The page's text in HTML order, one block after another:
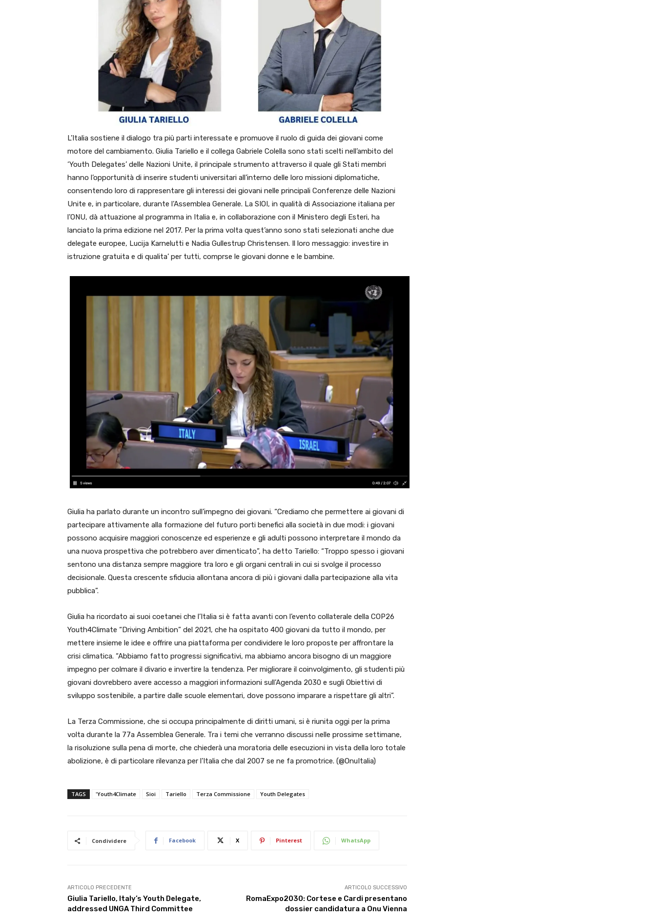
L’Italia sostiene il dialogo tra più parti interessate e promuove il ruolo di guida dei giovani come
motore del cambiamento. Giulia Tariello e il collega Gabriele Colella sono stati scelti nell’ambito del
‘Youth Delegates’ delle Nazioni Unite, il principale strumento attraverso il quale gli Stati membri
hanno l’opportunità di inserire studenti universitari all’interno delle loro missioni diplomatiche,
consentendo loro di rappresentare gli interessi dei giovani nelle principali Conferenze delle Nazioni
Unite e, in particolare, durante l’Assemblea Generale. La SIOI, in qualità di Associazione italiana per
l’ONU, dà attuazione al programma in Italia e, in collaborazione con il Ministero degli Esteri, ha
lanciato la prima edizione nel 2017. Per la prima volta quest’anno sono stati selezionati anche due
delegate europee, Lucija Karnelutti e Nadia Gullestrup Christensen. Il loro messaggio: investire in
istruzione gratuita e di qualita’ per tutti, comprse le giovani donne e le bambine.
Giulia ha parlato durante un incontro sull’impegno dei giovani. “Crediamo che permettere ai giovani di
partecipare attivamente alla formazione del futuro porti benefici alla società in due modi: i giovani
possono acquisire maggiori conoscenze ed esperienze e gli adulti possono interpretare il mondo da
una nuova prospettiva che potrebbero aver dimenticato”, ha detto Tariello: “Troppo spesso i giovani
sentono una distanza sempre maggiore tra loro e gli organi centrali in cui si svolge il processo
decisionale. Questa crescente sfiducia allontana ancora di più i giovani dalla partecipazione alla vita
pubblica”.
Giulia ha ricordato ai suoi coetanei che l’Italia si è fatta avanti con l’evento collaterale della COP26
Youth4Climate “Driving Ambition” del 2021, che ha ospitato 400 giovani da tutto il mondo, per
mettere insieme le idee e offrire una piattaforma per condividere le loro proposte per affrontare la
crisi climatica. “Abbiamo fatto progressi significativi, ma abbiamo ancora bisogno di un maggiore
impegno per colmare il divario e invertire la tendenza. Per migliorare il coinvolgimento, gli studenti più
giovani dovrebbero avere accesso a maggiori informazioni sull’Agenda 2030 e sugli Obiettivi di
sviluppo sostenibile, a partire dalle scuole elementari, dove possono imparare a rispettare gli altri”.
La Terza Commissione, che si occupa principalmente di diritti umani, si è riunita oggi per la prima
volta durante la 77a Assemblea Generale. Tra i temi che verranno discussi nelle prossime settimane,
la risoluzione sulla pena di morte, che chiederà una moratoria delle esecuzioni in vista della loro totale
abolizione, è di particolare rilevanza per l’Italia che dal 2007 se ne fa promotrice. (@OnuItalia)
TAGS 'Youth4Climate Sioi Tariello Terza Commissione Youth Delegates
Condividere Facebook X Pinterest WhatsApp
ARTICOLO PRECEDENTE
Giulia Tariello, Italy’s Youth Delegate,
addressed UNGA Third Committee
ARTICOLO SUCCESSIVO
RomaExpo2030: Cortese e Cardi presentano
dossier candidatura a Onu Vienna